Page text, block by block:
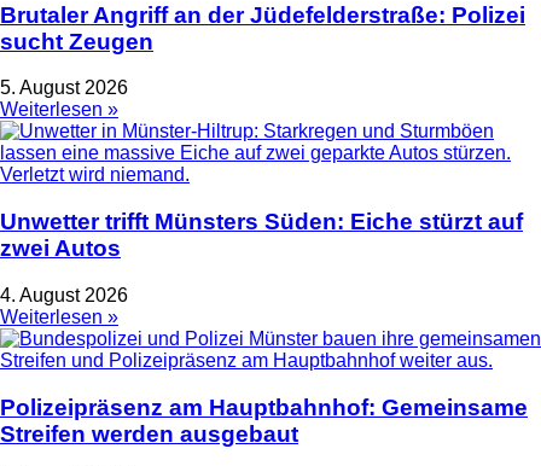
Brutaler Angriff an der Jüdefelderstraße: Polizei
sucht Zeugen
5. August 2026
Weiterlesen »
Unwetter trifft Münsters Süden: Eiche stürzt auf
zwei Autos
4. August 2026
Weiterlesen »
Polizeipräsenz am Hauptbahnhof: Gemeinsame
Streifen werden ausgebaut